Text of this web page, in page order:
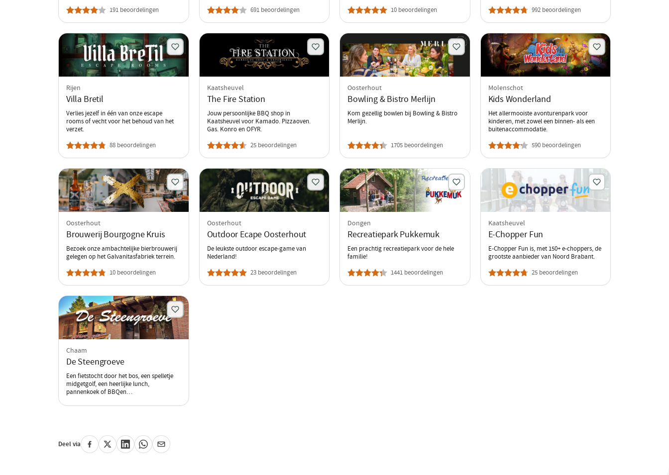
191 beoordelingen 691 beoordelingen 10 beoordelingen
992 beoordelingen
Rijen
Villa Bretil
Verlies jezelf in één van onze escape
rooms of vecht voor het behoud van het
verzet.
88 beoordelingen
Kaatsheuvel
The Fire Station
Jouw persoonlijke BBQ shop in
Kaatsheuvel voor Kamado. Pizzaoven.
Gas. Konro en OFYR.
25 beoordelingen
Oosterhout
Bowling & Bistro Merlijn
Kom gezellig bowlen bij Bowling & Bistro
Merlijn.
1705 beoordelingen
Molenschot
Kids Wonderland
Het allermooiste avonturenpark voor
kinderen, met zowel een binnen- als een
buitenaccommodatie.
590 beoordelingen
Oosterhout
Brouwerij Bourgogne Kruis
Bezoek onze ambachtelijke bierbrouwerij
gelegen op het Galvanitasfabriek terrein.
10 beoordelingen
Oosterhout
Outdoor Ecape Oosterhout
De leukste outdoor escape-game van
Nederland!
23 beoordelingen
Dongen
Recreatiepark Pukkemuk
Een prachtig recreatiepark voor de hele
familie!
1441 beoordelingen
Kaatsheuvel
E-Chopper Fun
E-Chopper Fun is, met 150+ e-choppers, de
grootste aanbieder van Noord Brabant.
25 beoordelingen
Chaam
De Steengroeve
Een fietstocht door het bos, een spelletje
midgetgolf, een heerlijke lunch,
pannenkoek of BBQen…
Deel via